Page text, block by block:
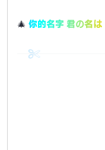
🎄 你的名字 君の名は